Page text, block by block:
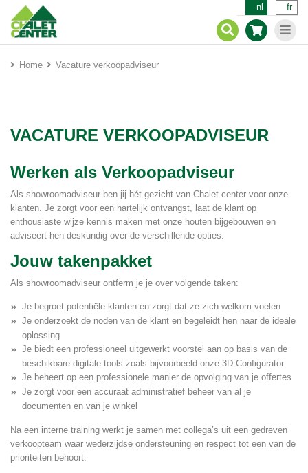
nl fr
Home Vacature verkoopadviseur
VACATURE VERKOOPADVISEUR
Werken als Verkoopadviseur
Als showroomadviseur ben jij hét gezicht van Chalet center voor onze
klanten. Je zorgt voor een hartelijk ontvangst, laat de klant op
enthousiaste wijze kennis maken met onze houten bijgebouwen en
adviseert hen deskundig over de verschillende opties.
Jouw takenpakket
Als showroomadviseur ontferm je je over volgende taken:
Je begroet potentiële klanten en zorgt dat ze zich welkom voelen
Je onderzoekt de noden van de klant en begeleidt hen naar de ideale
oplossing
Je biedt een professioneel uitgewerkt voorstel aan op basis van de
beschikbare digitale tools zoals bijvoorbeeld onze 3D Configurator
Je beheert op een professionele manier de opvolging van je offertes
Je zorgt voor een accuraat administratief beheer van al je
documenten en van je winkel
Na een interne training werkt je samen met collega’s uit een gedreven
verkoopteam waar wederzijdse ondersteuning en respect tot een van de
prioriteiten behoort.